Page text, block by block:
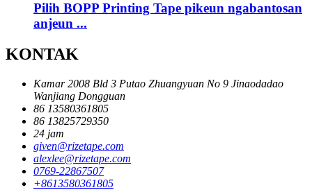
Pilih BOPP Printing Tape pikeun ngabantosan
anjeun ...
KONTAK
Kamar 2008 Bld 3 Putao Zhuangyuan No 9 Jinaodadao
Wanjiang Dongguan
86 13580361805
86 13825729350
24 jam
given@rizetape.com
alexlee@rizetape.com
0769-22867507
+8613580361805